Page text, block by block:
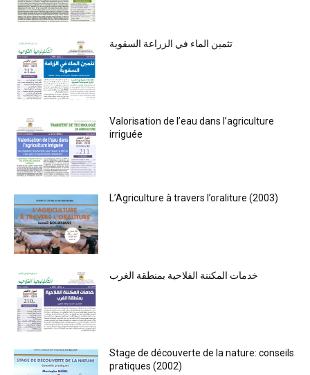
تثمين الماء في الزراعة السقوية
Valorisation de l’eau dans l’agriculture
irriguée
L’Agriculture à travers l’oraliture (2003)
خدمات المكننة الفلاحية بمنطقة الغرب
Stage de découverte de la nature: conseils
pratiques (2002)